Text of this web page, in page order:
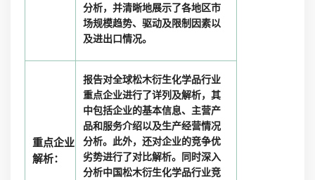
分析，并清晰地展示了各地区市
场规模趋势、驱动及限制因素以
及进出口情况。
重点企业
解析：
报告对全球松木衍生化学品行业
重点企业进行了详列及解析，其
中包括企业的基本信息、主营产
品和服务介绍以及生产经营情况
分析。此外，还对企业的竞争优
劣势进行了对比解析。同时深入
分析中国松木衍生化学品行业竞